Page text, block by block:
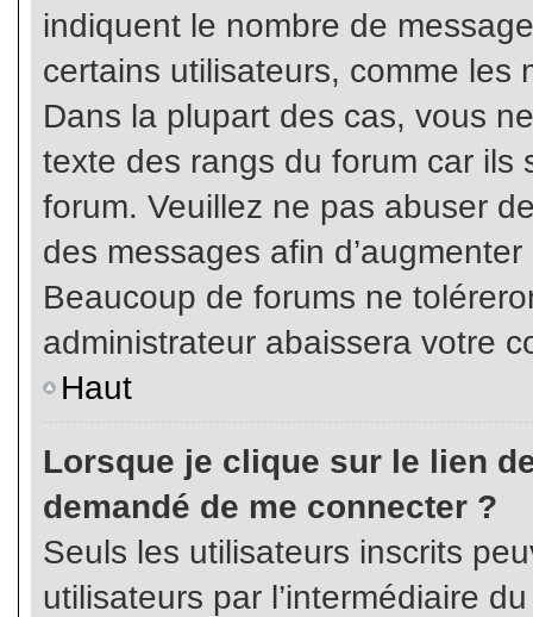
indiquent le nombre de
certains utilisateurs, comme les
Dans la plupart des cas, vous
texte des rangs du forum car ils
forum. Veuillez ne pas abuser
des messages afin
Beaucoup de forums ne
administrateur abaissera votre
Haut
Lorsque je clique sur le lien
demandé de me connecter ?
Seuls les utilisateurs inscrits
utilisateurs par l’intermédiaire